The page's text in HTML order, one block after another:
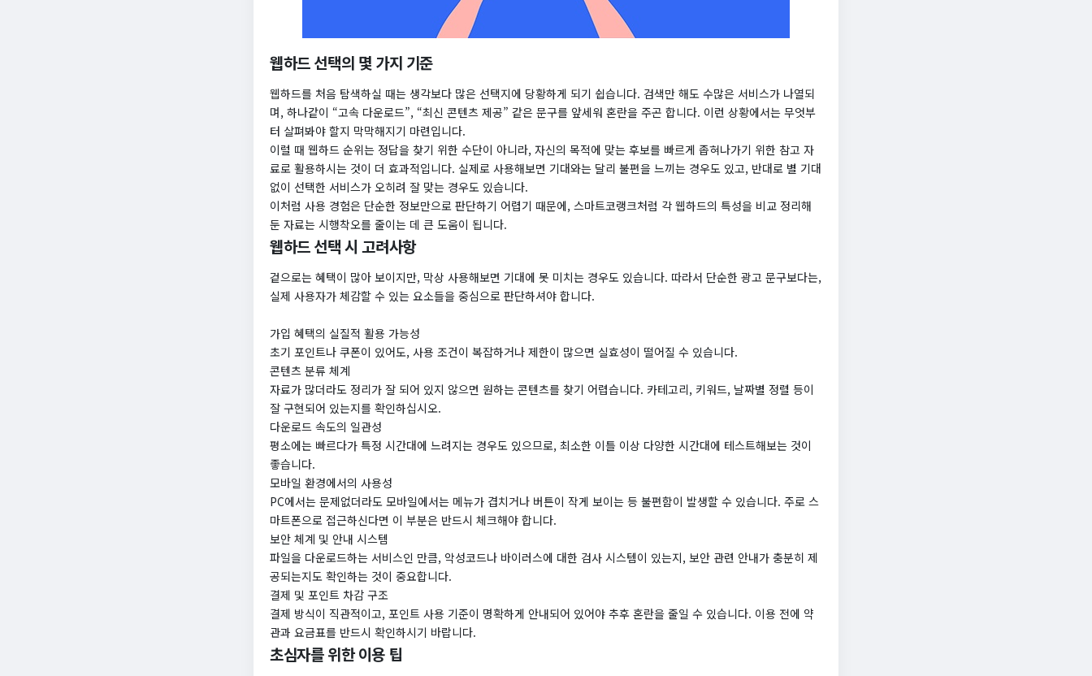
웹하드 선택의 몇 가지 기준
웹하드를 처음 탐색하실 때는 생각보다 많은 선택지에 당황하게 되기 쉽습니다. 검색만 해도 수많은 서비스가 나열되
며, 하나같이 “고속 다운로드”, “최신 콘텐츠 제공” 같은 문구를 앞세워 혼란을 주곤 합니다. 이런 상황에서는 무엇부
터 살펴봐야 할지 막막해지기 마련입니다.
이럴 때 웹하드 순위는 정답을 찾기 위한 수단이 아니라, 자신의 목적에 맞는 후보를 빠르게 좁혀나가기 위한 참고 자
료로 활용하시는 것이 더 효과적입니다. 실제로 사용해보면 기대와는 달리 불편을 느끼는 경우도 있고, 반대로 별 기대
없이 선택한 서비스가 오히려 잘 맞는 경우도 있습니다.
이처럼 사용 경험은 단순한 정보만으로 판단하기 어렵기 때문에, 스마트코랭크처럼 각 웹하드의 특성을 비교 정리해
둔 자료는 시행착오를 줄이는 데 큰 도움이 됩니다.
웹하드 선택 시 고려사항
겉으로는 혜택이 많아 보이지만, 막상 사용해보면 기대에 못 미치는 경우도 있습니다. 따라서 단순한 광고 문구보다는,
실제 사용자가 체감할 수 있는 요소들을 중심으로 판단하셔야 합니다.
가입 혜택의 실질적 활용 가능성
초기 포인트나 쿠폰이 있어도, 사용 조건이 복잡하거나 제한이 많으면 실효성이 떨어질 수 있습니다.
콘텐츠 분류 체계
자료가 많더라도 정리가 잘 되어 있지 않으면 원하는 콘텐츠를 찾기 어렵습니다. 카테고리, 키워드, 날짜별 정렬 등이
잘 구현되어 있는지를 확인하십시오.
다운로드 속도의 일관성
평소에는 빠르다가 특정 시간대에 느려지는 경우도 있으므로, 최소한 이틀 이상 다양한 시간대에 테스트해보는 것이
좋습니다.
모바일 환경에서의 사용성
PC에서는 문제없더라도 모바일에서는 메뉴가 겹치거나 버튼이 작게 보이는 등 불편함이 발생할 수 있습니다. 주로 스
마트폰으로 접근하신다면 이 부분은 반드시 체크해야 합니다.
보안 체계 및 안내 시스템
파일을 다운로드하는 서비스인 만큼, 악성코드나 바이러스에 대한 검사 시스템이 있는지, 보안 관련 안내가 충분히 제
공되는지도 확인하는 것이 중요합니다.
결제 및 포인트 차감 구조
결제 방식이 직관적이고, 포인트 사용 기준이 명확하게 안내되어 있어야 추후 혼란을 줄일 수 있습니다. 이용 전에 약
관과 요금표를 반드시 확인하시기 바랍니다.
초심자를 위한 이용 팁